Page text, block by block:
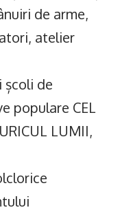
de arme,
atelier
școli de
populare CEL
LUMII,